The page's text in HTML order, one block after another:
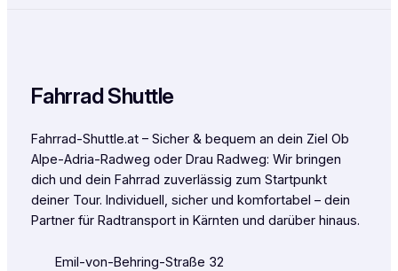
Fahrrad Shuttle
Fahrrad-Shuttle.at – Sicher & bequem an dein Ziel Ob
Alpe-Adria-Radweg oder Drau Radweg: Wir bringen
dich und dein Fahrrad zuverlässig zum Startpunkt
deiner Tour. Individuell, sicher und komfortabel – dein
Partner für Radtransport in Kärnten und darüber hinaus.
Emil-von-Behring-Straße 32